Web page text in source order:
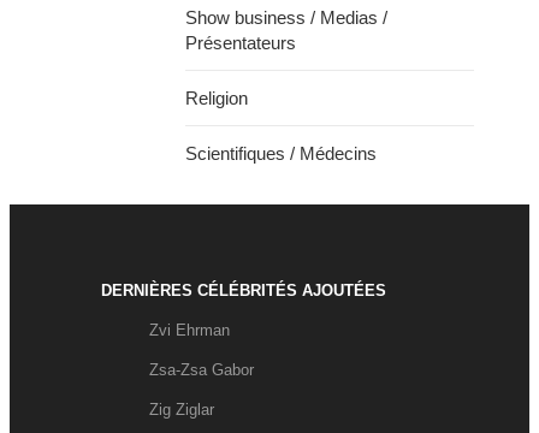
Show business / Medias /
Présentateurs
Religion
Scientifiques / Médecins
DERNIÈRES CÉLÉBRITÉS AJOUTÉES
Zvi Ehrman
Zsa-Zsa Gabor
Zig Ziglar